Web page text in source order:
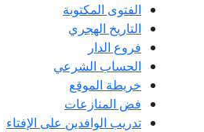
الفتوى المكتوبة
التاريخ الهجري
فروع الدار
الحساب الشرعي
خريطة الموقع
فض المنازعات
تدريب الوافدين على الإفتاء